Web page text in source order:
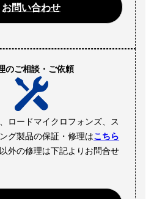
お問い合わせ
のご相談・ご依頼
ロードマイクロフォンズ、ス
グ製品の保証・修理はこちら
外の修理は下記よりお問合せ